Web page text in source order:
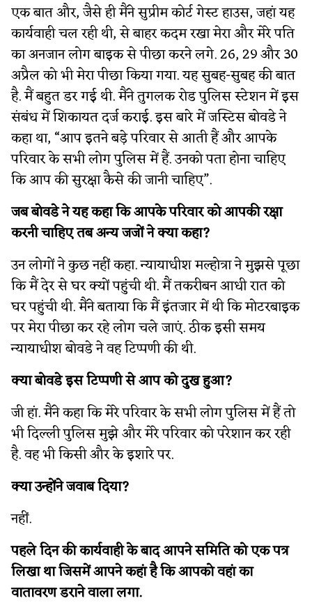
एक बात और, जैसे ही मैंने सुप्रीम कोर्ट गेस्ट हाउस, जहां यह
कार्यवाही चल रही थी, से बाहर कदम रखा मेरा और मेरे पति
का अनजान लोग बाइक से पीछा करने लगे. 26, 29 और 30
अप्रैल को भी मेरा पीछा किया गया. यह सुबह-सुबह की बात
है. मैं बहुत डर गई थी. मैंने तुगलक रोड पुलिस स्टेशन में इस
संबंध में शिकायत दर्ज कराई. इस बारे में जस्टिस बोवडे ने
कहा था, “आप इतने बड़े परिवार से आती हैं और आपके
परिवार के सभी लोग पुलिस में हैं. उनको पता होना चाहिए
कि आप की सुरक्षा कैसे की जानी चाहिए”.
जब बोवडे ने यह कहा कि आपके परिवार को आपकी रक्षा
करनी चाहिए तब अन्य जजों ने क्या कहा?
उन लोगों ने कुछ नहीं कहा. न्यायाधीश मल्होत्रा ने मुझसे पूछा
कि मैं देर से घर क्यों पहुंची थी. मैं तकरीबन आधी रात को
घर पहुंची थी. मैंने बताया कि मैं इंतजार में थी कि मोटरबाइक
पर मेरा पीछा कर रहे लोग चले जाएं. ठीक इसी समय
न्यायाधीश बोवडे ने वह टिप्पणी की थी.
क्या बोवडे इस टिप्पणी से आप को दुख हुआ?
जी हां. मैंने कहा कि मेरे परिवार के सभी लोग पुलिस में हैं तो
भी दिल्ली पुलिस मुझे और मेरे परिवार को परेशान कर रही
है. वह भी किसी और के इशारे पर.
क्या उन्होंने जवाब दिया?
नहीं.
पहले दिन की कार्यवाही के बाद आपने समिति को एक पत्र
लिखा था जिसमें आपने कहां है कि आपको वहां का
वातावरण डराने वाला लगा.